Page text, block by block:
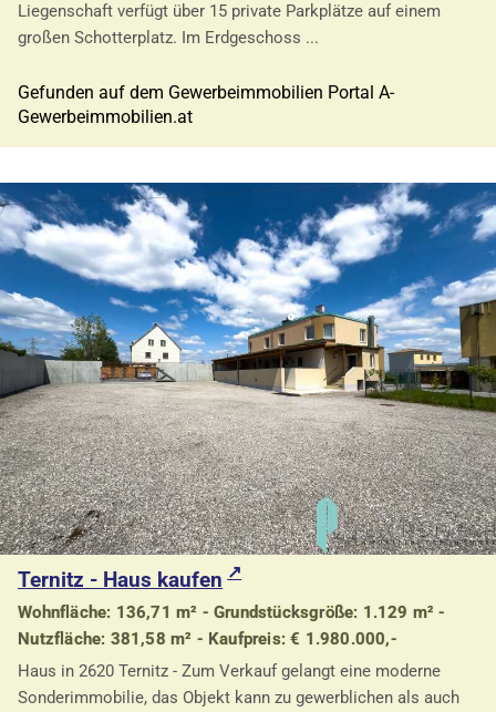
Liegenschaft verfügt über 15 private Parkplätze auf einem
großen Schotterplatz. Im Erdgeschoss ...
Gefunden auf dem Gewerbeimmobilien Portal A-
Gewerbeimmobilien.at
Ternitz - Haus kaufen
Wohnfläche: 136,71 m² - Grundstücksgröße: 1.129 m² -
Nutzfläche: 381,58 m² - Kaufpreis: € 1.980.000,-
Haus in 2620 Ternitz - Zum Verkauf gelangt eine moderne
Sonderimmobilie, das Objekt kann zu gewerblichen als auch